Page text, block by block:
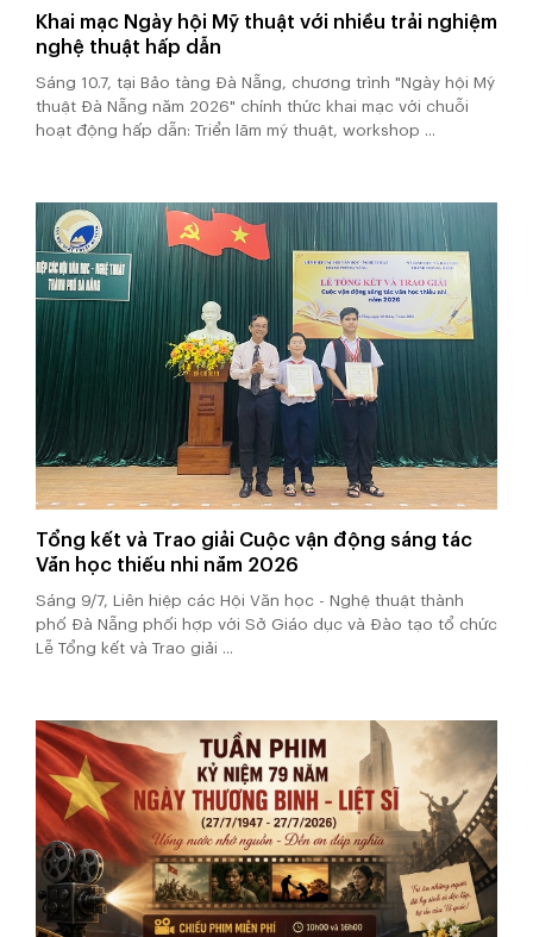
Khai mạc Ngày hội Mỹ thuật với nhiều trải nghiệm
nghệ thuật hấp dẫn
Sáng 10.7, tại Bảo tàng Đà Nẵng, chương trình "Ngày hội Mỹ
thuật Đà Nẵng năm 2026" chính thức khai mạc với chuỗi
hoạt động hấp dẫn: Triển lãm mỹ thuật, workshop ...
Tổng kết và Trao giải Cuộc vận động sáng tác
Văn học thiếu nhi năm 2026
Sáng 9/7, Liên hiệp các Hội Văn học - Nghệ thuật thành
phố Đà Nẵng phối hợp với Sở Giáo dục và Đào tạo tổ chức
Lễ Tổng kết và Trao giải ...